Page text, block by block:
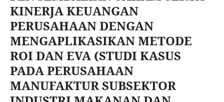
KINERJA KEUANGAN
PERUSAHAAN DENGAN
MENGAPLIKASIKAN METODE
ROI DAN EVA (STUDI KASUS
PADA PERUSAHAAN
MANUFAKTUR SUBSEKTOR